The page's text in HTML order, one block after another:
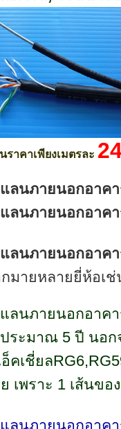
ราคาเพียงเมตรละ
ลนภายนอกอาคา
ลนภายนอกอาค
ลนภายนอกอาค
มายหลายยี่ห้อเช่
ลนภายนอกอาค
ระมาณ 5 ปี นอก
คเชี่ยล
เพราะ 1 เส้นข
ลนภายนอกอาคา